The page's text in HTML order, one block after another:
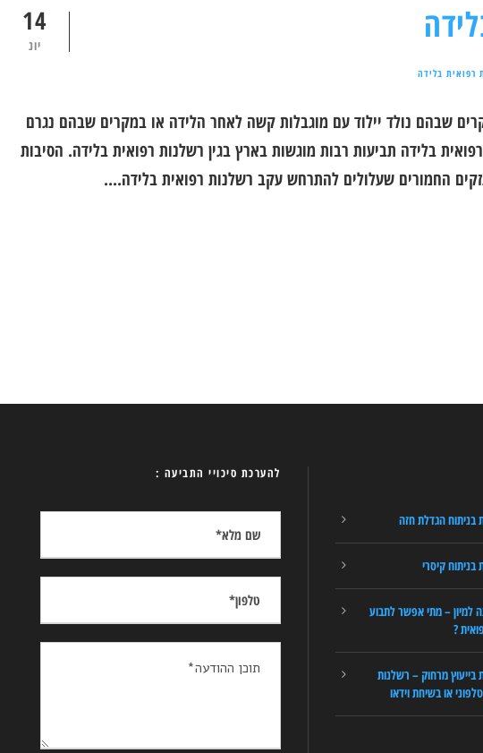
14
יונ
רפואית בלידה
שבהם נולד יילוד עם מוגבלות קשה לאחר הלידה או במקרים שבהם נגרם
בלידה תביעות רבות מוגשות בארץ בגין רשלנות רפואית בלידה. הסיבות
החמורים שעלולים להתרחש עקב רשלנות רפואית בלידה....
להערכת סיכויי התביעה :
בניתוח הגדלת חזה
בניתוח קיסרי
למיון – מתי אפשר לתבוע
?
בייעוץ מרחוק – רשלנות
או בשיחת וידאו